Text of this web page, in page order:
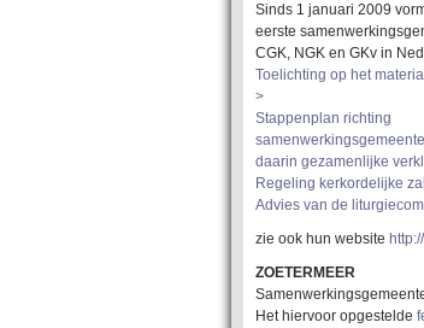
Sinds 1 januari 2009
eerste
CGK, NGK en GKv in
Toelichting op het
>
Stappenplan richting
daarin gezamenlijke
Regeling kerkordelijke
Advies van de
zie ook hun website
ZOETERMEER
Het hiervoor opgestelde